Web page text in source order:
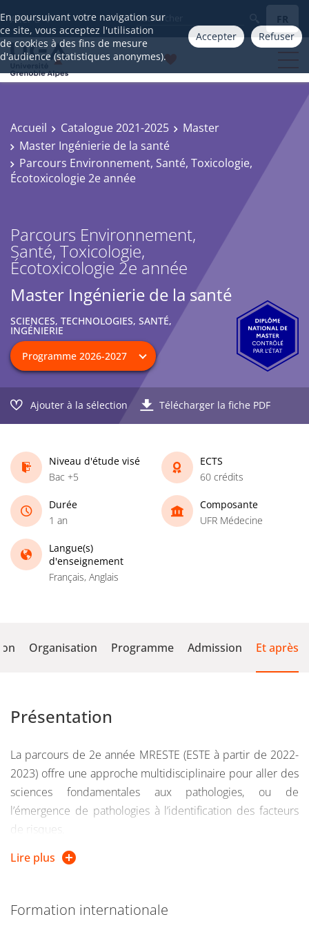
En poursuivant votre navigation sur
ce site, vous acceptez l'utilisation
de cookies à des fins de mesure
d'audience (statistiques anonymes).
Accepter Refuser
Aller à FR
Accueil Catalogue 2021-2025
Master
Master Ingénierie de la santé
Parcours Environnement, Santé, Toxicologie,
Écotoxicologie 2e année
Parcours Environnement,
Santé, Toxicologie,
Écotoxicologie 2e année
Master Ingénierie de la santé
SCIENCES, TECHNOLOGIES, SANTÉ,
INGÉNIERIE
Ajouter à la sélection Télécharger la fiche PDF
Niveau d'étude visé
Bac +5
ECTS
60 crédits
Durée
1 an
Composante
UFR Médecine
Langue(s)
d'enseignement
Français, Anglais
Organisation Programme Admission Et après
Présentation
La parcours de 2e année MRESTE (ESTE à partir de 2022-
2023) offre une approche multidisciplinaire pour aller des
sciences fondamentales aux pathologies, ou de
l’émergence de pathologies à l’identification des facteurs
de risques.
Alors qu’il existe de nombreux chercheurs et experts au
écotoxicologie alors que de plus en plus d’interrogations
Lire plus
Formation internationale